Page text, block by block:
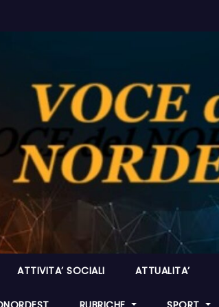
ATTIVITA’ SOCIALI ATTUALITA’